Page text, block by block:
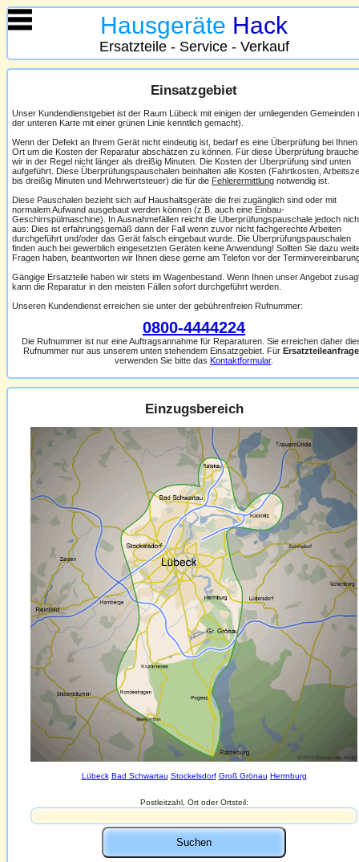
Hausgeräte Hack
Ersatzteile - Service - Verkauf
Einsatzgebiet
Unser Kundendienstgebiet ist der Raum Lübeck mit einigen der umliegenden Gemeinden
der unteren Karte mit einer grünen Linie kenntlich gemacht).
Wenn der Defekt an Ihrem Gerät nicht eindeutig ist, bedarf es eine Überprüfung bei
Ort um die Kosten der Reparatur abschätzen zu können. Für diese Überprüfung
wir in der Regel nicht länger als dreißig Minuten. Die Kosten der Überprüfung sind unten
aufgeführt. Diese Überprüfungspauschalen beinhalten alle Kosten (Fahrtkosten,
bis dreißig Minuten und Mehrwertsteuer) die für die Fehlerermittlung notwendig ist.
Diese Pauschalen bezieht sich auf Haushaltsgeräte die frei zugänglich sind oder mit
normalem Aufwand ausgebaut werden können (z.B. auch eine Einbau-
Geschirrspülmaschine). In Ausnahmefällen reicht die Überprüfungspauschale jedoch
aus: Dies ist erfahrungsgemäß dann der Fall wenn zuvor nicht fachgerechte Arbeiten
durchgeführt und/oder das Gerät falsch eingebaut wurde. Die Überprüfungspauschalen
finden auch bei gewerblich eingesetzten Geräten keine Anwendung! Sollten Sie dazu
Fragen haben, beantworten wir Ihnen diese gerne am Telefon vor der
Gängige Ersatzteile haben wir stets im Wagenbestand. Wenn Ihnen unser Angebot
kann die Reparatur in den meisten Fällen sofort durchgeführt werden.
Unseren Kundendienst erreichen sie unter der gebührenfreien Rufnummer:
0800-4444224
Die Rufnummer ist nur eine Auftragsannahme für Reparaturen. Sie erreichen daher
Rufnummer nur aus unserem unten stehendem Einsatzgebiet. Für
verwenden Sie bitte das Kontaktformular.
Einzugsbereich
Lübeck Bad Schwartau Stockelsdorf Groß Grönau Herrnburg
Postleitzahl, Ort oder Ortsteil: